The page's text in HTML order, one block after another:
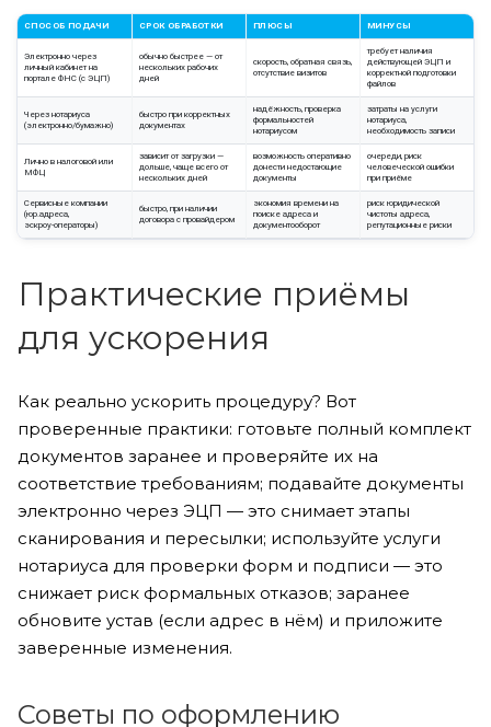
СПОСОБ ПОДАЧИ СРОК ОБРАБОТКИ ПЛЮСЫ МИНУСЫ
Электронно через
личный кабинет на
портале ФНС (с ЭЦП)
обычно быстрее — от
нескольких рабочих
дней
скорость, обратная связь,
отсутствие визитов
требует наличия
действующей ЭЦП и
корректной подготовки
файлов
Через нотариуса
(электронно/бумажно)
быстро при корректных
документах
надёжность, проверка
формальностей
нотариусом
затраты на услуги
нотариуса,
необходимость записи
Лично в налоговой или
МФЦ
зависит от загрузки —
дольше, чаще всего от
нескольких дней
возможность оперативно
донести недостающие
документы
очереди, риск
человеческой ошибки
при приёме
Сервисные компании
(юр.адреса,
эскроу‑операторы)
быстро, при наличии
договора с провайдером
экономия времени на
поиске адреса и
документооборот
риск юридической
чистоты адреса,
репутационные риски
Практические приёмы
для ускорения
Как реально ускорить процедуру? Вот
проверенные практики: готовьте полный комплект
документов заранее и проверяйте их на
соответствие требованиям; подавайте документы
электронно через ЭЦП — это снимает этапы
сканирования и пересылки; используйте услуги
нотариуса для проверки форм и подписи — это
снижает риск формальных отказов; заранее
обновите устав (если адрес в нём) и приложите
заверенные изменения.
Советы по оформлению